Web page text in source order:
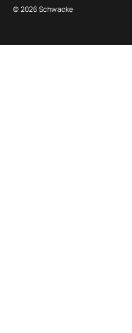
© 2026 Schwacke